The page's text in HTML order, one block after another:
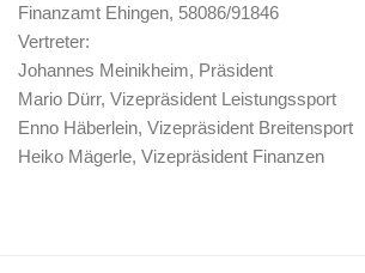
Finanzamt Ehingen, 58086/91846
Vertreter:
Johannes Meinikheim, Präsident
Mario Dürr, Vizepräsident Leistungssport
Enno Häberlein, Vizepräsident Breitensport
Heiko Mägerle, Vizepräsident Finanzen